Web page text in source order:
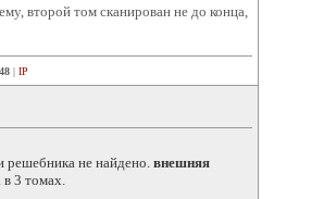
второй том сканирован не до конца,
| IP
решебника не найдено. внешняя
3 томах.